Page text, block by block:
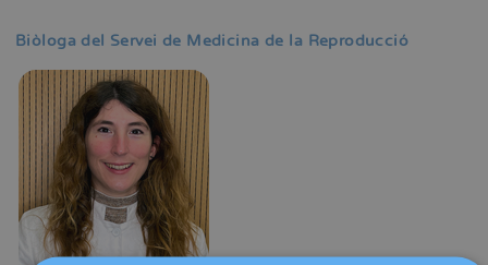
Biòloga del Servei de Medicina de la Reproducció